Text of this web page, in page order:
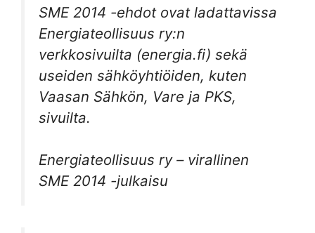
SME 2014 -ehdot ovat ladattavissa
Energiateollisuus ry:n
verkkosivuilta (energia.fi) sekä
useiden sähköyhtiöiden, kuten
Vaasan Sähkön, Vare ja PKS,
sivuilta.
Energiateollisuus ry – virallinen
SME 2014 -julkaisu